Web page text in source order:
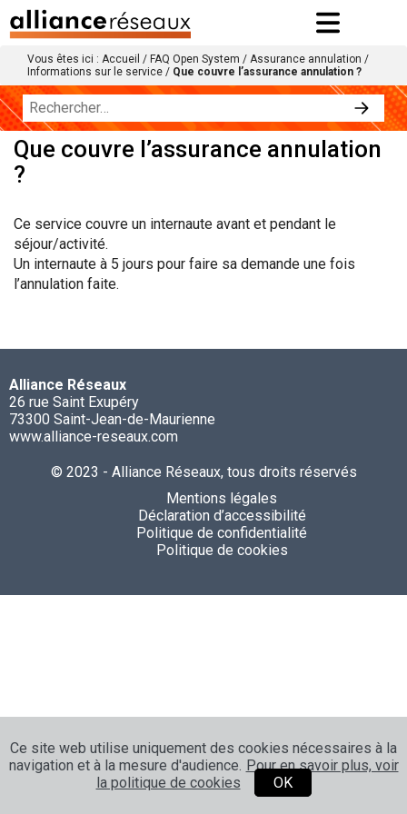
Vous êtes ici : Accueil / FAQ Open System / Assurance annulation /
Informations sur le service / Que couvre l’assurance annulation ?
Que couvre l’assurance annulation
?
Ce service couvre un internaute avant et pendant le
séjour/activité.
Un internaute à 5 jours pour faire sa demande une fois
l’annulation faite.
Alliance Réseaux
26 rue Saint Exupéry
73300 Saint-Jean-de-Maurienne
www.alliance-reseaux.com
© 2023 - Alliance Réseaux, tous droits réservés
Mentions légales
Déclaration d’accessibilité
Politique de confidentialité
Politique de cookies
Ce site web utilise uniquement des cookies nécessaires à la
navigation et à la mesure d'audience. Pour en savoir plus, voir
la politique de cookies
OK